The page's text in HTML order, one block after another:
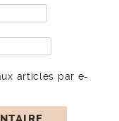
articles par e-